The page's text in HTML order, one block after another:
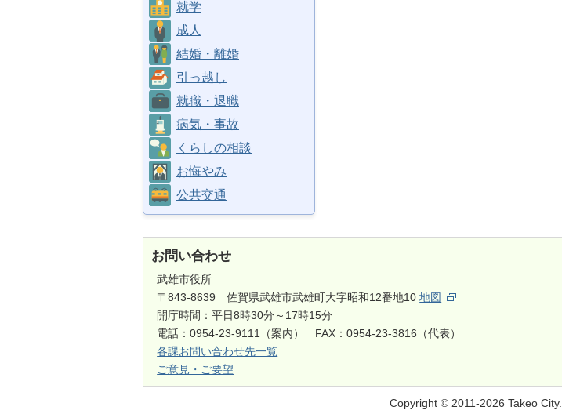
就学
成人
結婚・離婚
引っ越し
就職・退職
病気・事故
くらしの相談
お悔やみ
公共交通
お問い合わせ
武雄市役所
〒843-8639 佐賀県武雄市武雄町大字昭和12番地10地図
開庁時間：平日8時30分～17時15分
電話：0954-23-9111（案内） FAX：0954-23-3816（代表）
各課お問い合わせ先一覧
ご意見・ご要望
Copyright © 2011-2026 Takeo City.